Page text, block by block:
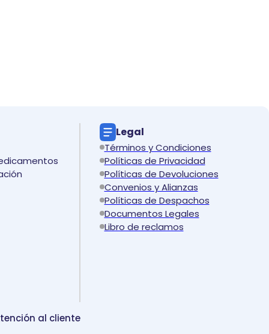
Legal
Términos y Condiciones
Políticas de Privacidad
Políticas de Devoluciones
Convenios y Alianzas
Políticas de Despachos
Documentos Legales
Libro de reclamos
al cliente